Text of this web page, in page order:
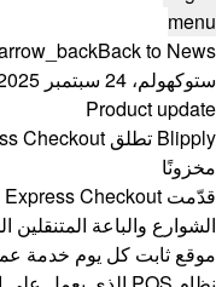
menu
Back to News
ستوكهولم، 24 سبتمبر 2025
Product update
مخزونًا
الشوارع والباعة
موقع ثابت كل يوم خدمة